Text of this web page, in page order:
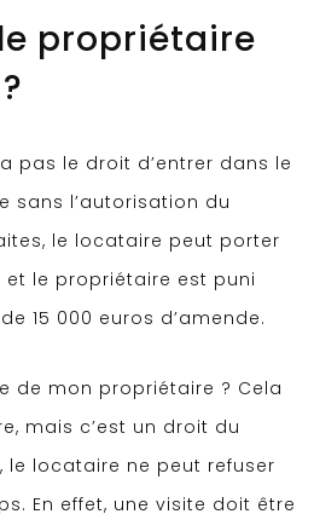
propriétaire
pas le droit d’entrer dans le
sans l’autorisation du
le locataire peut porter
le propriétaire est puni
15 000 euros d’amende.
de mon propriétaire ? Cela
mais c’est un droit du
le locataire ne peut refuser
En effet, une visite doit être